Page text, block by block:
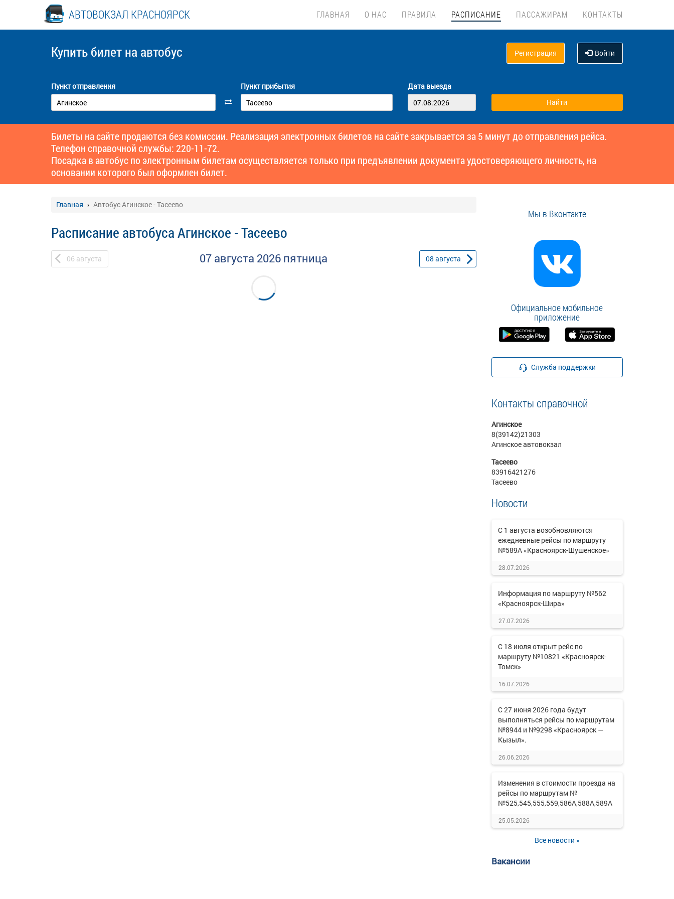
АВТОВОКЗАЛ КРАСНОЯРСК ГЛАВНАЯ О НАС ПРАВИЛА РАСПИСАНИЕ ПАССАЖИРАМ КОНТАКТЫ
Купить билет на автобус Регистрация Войти
Пункт отправления Пункт прибытия Дата выезда
Билеты на сайте продаются без комиссии. Реализация электронных билетов на сайте закрывается за 5 минут до отправления рейса.
Телефон справочной службы: 220-11-72.
Посадка в автобус по электронным билетам осуществляется только при предъявлении документа удостоверяющего личность, на
основании которого был оформлен билет.
Главная Автобус Агинское - Тасеево
Расписание автобуса Агинское - Тасеево
06 августа 07 августа 2026 пятница 08 августа
Мы в Вконтакте
Официальное мобильное
приложение
Служба поддержки
Контакты справочной
Агинское
8(39142)21303
Агинское автовокзал
Тасеево
83916421276
Тасеево
Новости
С 1 августа возобновляются
ежедневные рейсы по маршруту
№589А «Красноярск-Шушенское»
28.07.2026
Информация по маршруту №562
«Красноярск-Шира»
27.07.2026
С 18 июля открыт рейс по
маршруту №10821 «Красноярск-
Томск»
16.07.2026
С 27 июня 2026 года будут
выполняться рейсы по маршрутам
№8944 и №9298 «Красноярск —
Кызыл».
26.06.2026
Изменения в стоимости проезда на
рейсы по маршрутам №
№525,545,555,559,586А,588А,589А
25.05.2026
Все новости »
Вакансии